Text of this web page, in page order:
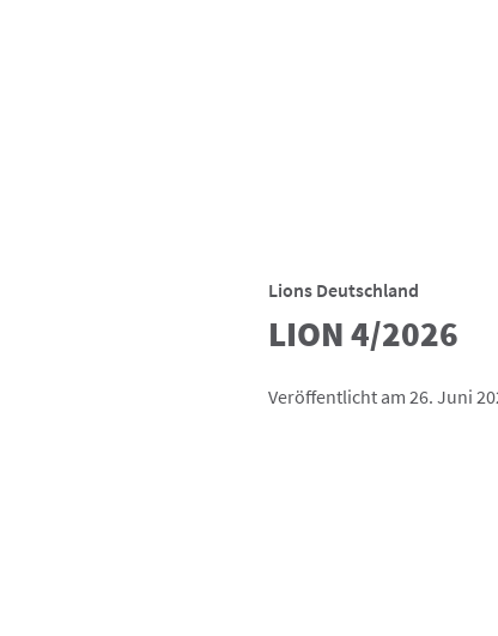
Lions Deutschland
LION 4/2026
Veröffentlicht am 26. Juni